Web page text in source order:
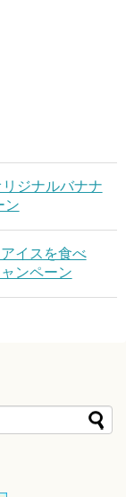
ジナルバナナ
ン
イスを食べ
ンペーン